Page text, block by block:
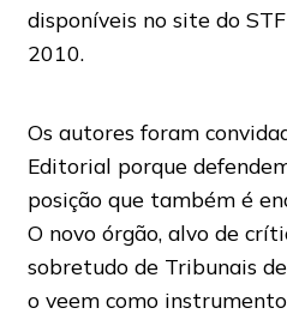
disponíveis no site do
2010.
Os autores foram
Editorial porque
posição que também é
O novo órgão, alvo de
sobretudo de Tribunais
o veem como